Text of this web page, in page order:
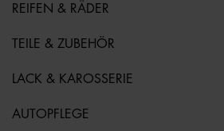
REIFEN & RÄDER
TEILE & ZUBEHÖR
LACK & KAROSSERIE
AUTOPFLEGE